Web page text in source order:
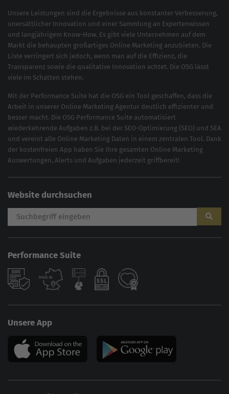
Unsere Leistungen sind die Ergebnisse aus konstanter Verbesserung,
unersättlicher Innovation und einer Sammlung an Expertenwissen
und langjährigem Know-How. Es gibt viele Unternehmen auf dem
Markt die behaupten großartiges Online Marketing anzubieten. Die
Liste verringert sich jedoch, wenn man auf die Effizienz, die
Transparenz sowie die qualitative Innovation achtet. Die OSG lässt
viele im Schatten stehen.
Mit der Performance Suite hat die OSG ein Tool geschaffen, dass die
Arbeit in unserer Online Marketing Agentur deutlich effizienter und
besser macht. Die OSG Performance Suite automatisiert
wiederkehrende Aufgaben z.B. bei der SEO-Optimierung (SEO) und SEA
und vereint alle Online Marketing Daten in einem zentralen Tool. Dank
der kostenfreien App haben Sie Ihre gesamten Online Marketing
Auswertungen, Alerts und Aufgaben jederzeit griffbereit!
Website durchsuchen
Performance Suite
Unsere App